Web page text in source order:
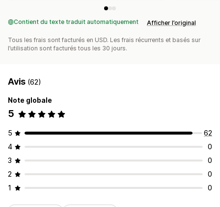
Contient du texte traduit automatiquement Afficher l’original
Tous les frais sont facturés en USD. Les frais récurrents et basés sur
l’utilisation sont facturés tous les 30 jours.
Avis (62)
Note globale
5
5
62
4
0
3
0
2
0
1
0